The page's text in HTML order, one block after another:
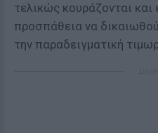
τελικώς κουράζονται και
προσπάθεια να
την παραδειγματική